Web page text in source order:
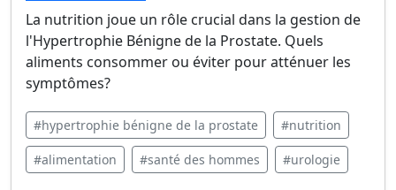
La nutrition joue un rôle crucial dans la gestion de
l'Hypertrophie Bénigne de la Prostate. Quels
aliments consommer ou éviter pour atténuer les
symptômes?
#hypertrophie bénigne de la prostate #nutrition
#alimentation #santé des hommes #urologie